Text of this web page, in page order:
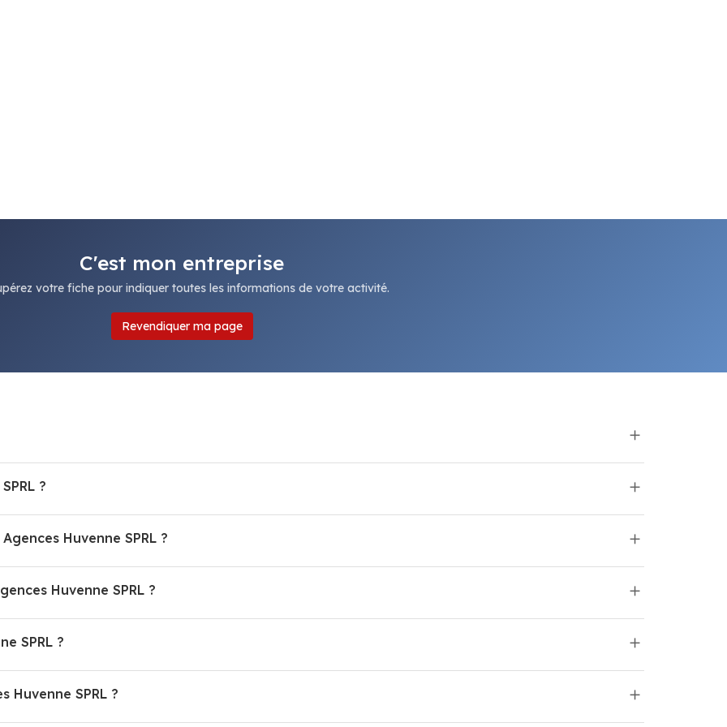
C'est mon entreprise
votre fiche pour indiquer toutes les informations de votre activité.
Revendiquer ma page
?
Huvenne SPRL ?
Huvenne SPRL ?
SPRL ?
Huvenne SPRL ?